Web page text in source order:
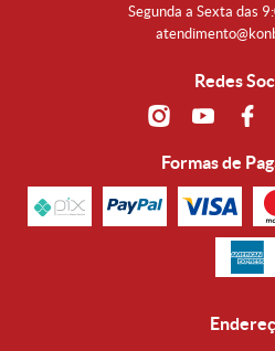
Segunda a Sexta das
Redes
Formas de